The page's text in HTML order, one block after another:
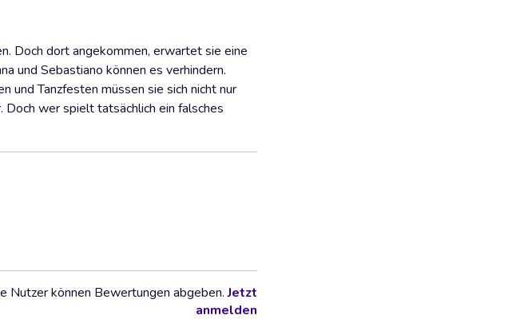
Doch dort angekommen, erwartet sie eine
und Sebastiano können es verhindern.
und Tanzfesten müssen sie sich nicht nur
Doch wer spielt tatsächlich ein falsches
Nutzer können Bewertungen abgeben.Jetzt
anmelden